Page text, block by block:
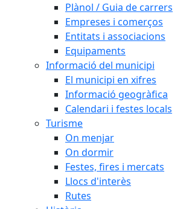
Plànol / Guia de carrers
Empreses i comerços
Entitats i associacions
Equipaments
Informació del municipi
El municipi en xifres
Informació geogràfica
Calendari i festes locals
Turisme
On menjar
On dormir
Festes, fires i mercats
Llocs d'interès
Rutes